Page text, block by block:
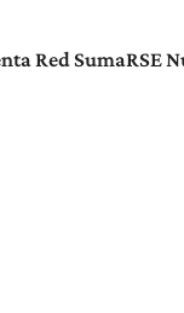
Red SumaRSE